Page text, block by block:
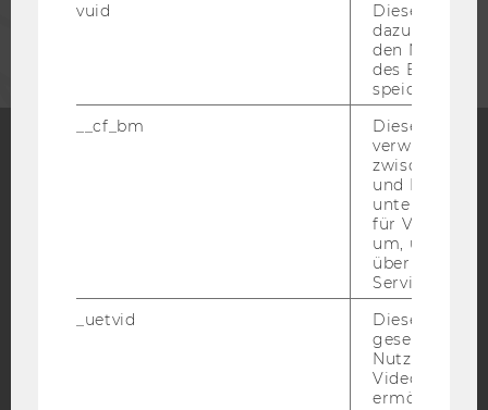
UNTERNEHMEN
Blog
Bluesky
vuid
Dieser
dazu
den
des
speichern.
__cf_bm
Dieses
verwendet,
zwischen
und Bots zu
für Vimeo
um, um
über die
Service zu
_uetvid
Dieses
gesetzt, um
Nutzung des
Videoplayers
ermöglichen